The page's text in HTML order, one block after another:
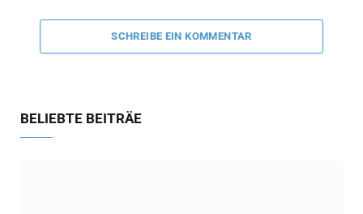
SCHREIBE EIN KOMMENTAR
BELIEBTE BEITRÄE